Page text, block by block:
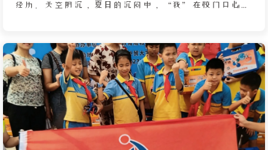
经历。天空阴沉，夏日的沉闷中，“我”在校门口心生
嘴唇，教学楼台阶上目睹同学摔伤。后花园虽已改名，
但“我”仍只愿称它“后花园”，怀念旧亭子和石凳上
的闲聊。上课铃响起，“我”本能想走却意识到已非学
生，突降大雨中随着小学生们冲进教学楼，却找不到自
己的教室。下楼时偶遇老同学张雪峰，他捂住“我”的
眼睛嬉闹，“我”气愤地将他丢开。出校门时又遇见另